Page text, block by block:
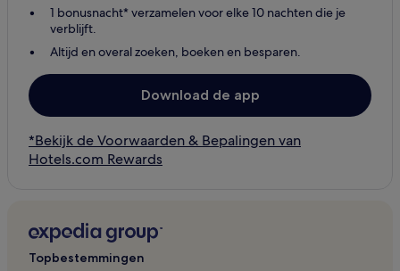
1 bonusnacht* verzamelen voor elke 10 nachten die je
verblijft.
Altijd en overal zoeken, boeken en besparen.
Download de app
*Bekijk de Voorwaarden & Bepalingen van
Hotels.com Rewards
Topbestemmingen